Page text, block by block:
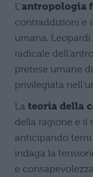
L’antropologia
contraddizioni e
umana.
radicale
pretese umane
privilegiata
La teoria della
della ragione e il
anticipando temi
indaga la
e